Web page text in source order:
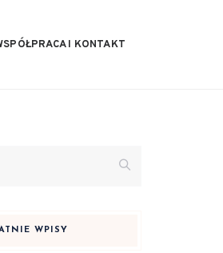
I KONTAKT
WPISY